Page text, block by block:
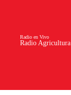
Radio Agricultura
Radio en Vivo